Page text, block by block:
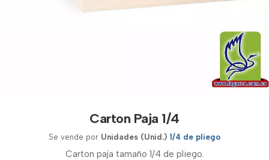
Carton Paja 1/4
Se vende por Unidades (Unid.) 1/4 de pliego
Carton paja tamaño 1/4 de pliego.